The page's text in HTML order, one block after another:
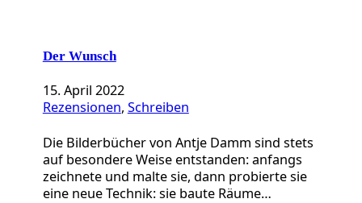
Der Wunsch
15. April 2022
Rezensionen, Schreiben
Die Bilderbücher von Antje Damm sind stets
auf besondere Weise entstanden: anfangs
zeichnete und malte sie, dann probierte sie
eine neue Technik: sie baute Räume…